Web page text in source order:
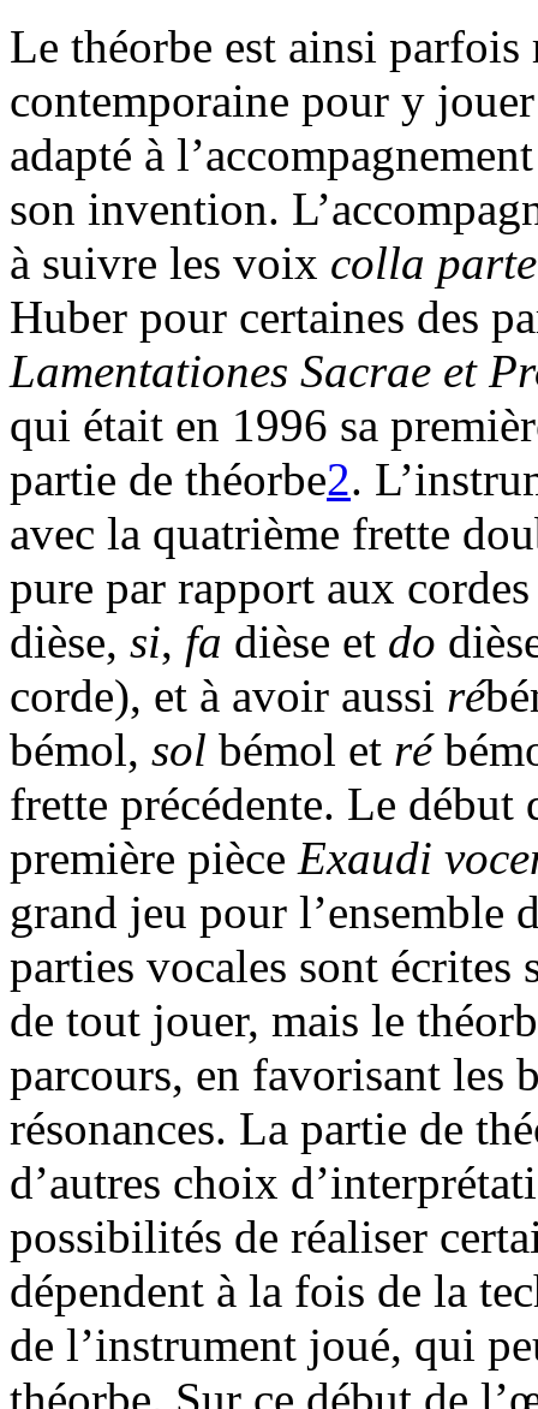
Le théorbe est ainsi
contemporaine pour y
adapté à
son invention.
à suivre les voix colla
Huber pour certaines des
Lamentationes Sacrae et
qui était en 1996 sa
partie de théorbe2.
avec la quatrième frette
pure par rapport aux
dièse, si, fa dièse et do
corde), et à avoir aussi ré
bémol, sol bémol et ré
frette précédente. Le début
première pièce Exaudi
grand jeu pour l’ensemble
parties vocales sont
de tout jouer, mais le
parcours, en favorisant les
résonances. La partie de
d’autres choix
possibilités de réaliser
dépendent à la fois de la
de l’instrument joué, qui
théorbe. Sur ce début de